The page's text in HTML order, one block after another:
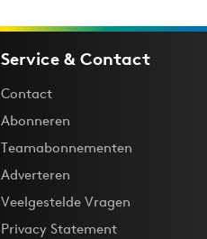
Service & Contact
Contact
Abonneren
Teamabonnementen
Adverteren
Veelgestelde Vragen
Privacy Statement